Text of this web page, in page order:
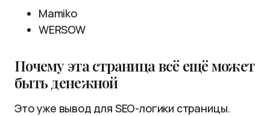
Mamiko
WERSOW
Почему эта страница всё ещё может
быть денежной
Это уже вывод для SEO-логики страницы.